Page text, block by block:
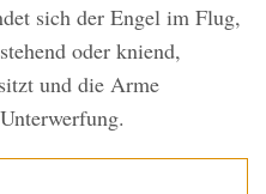
sich der Engel im Flug,
oder kniend,
und die Arme